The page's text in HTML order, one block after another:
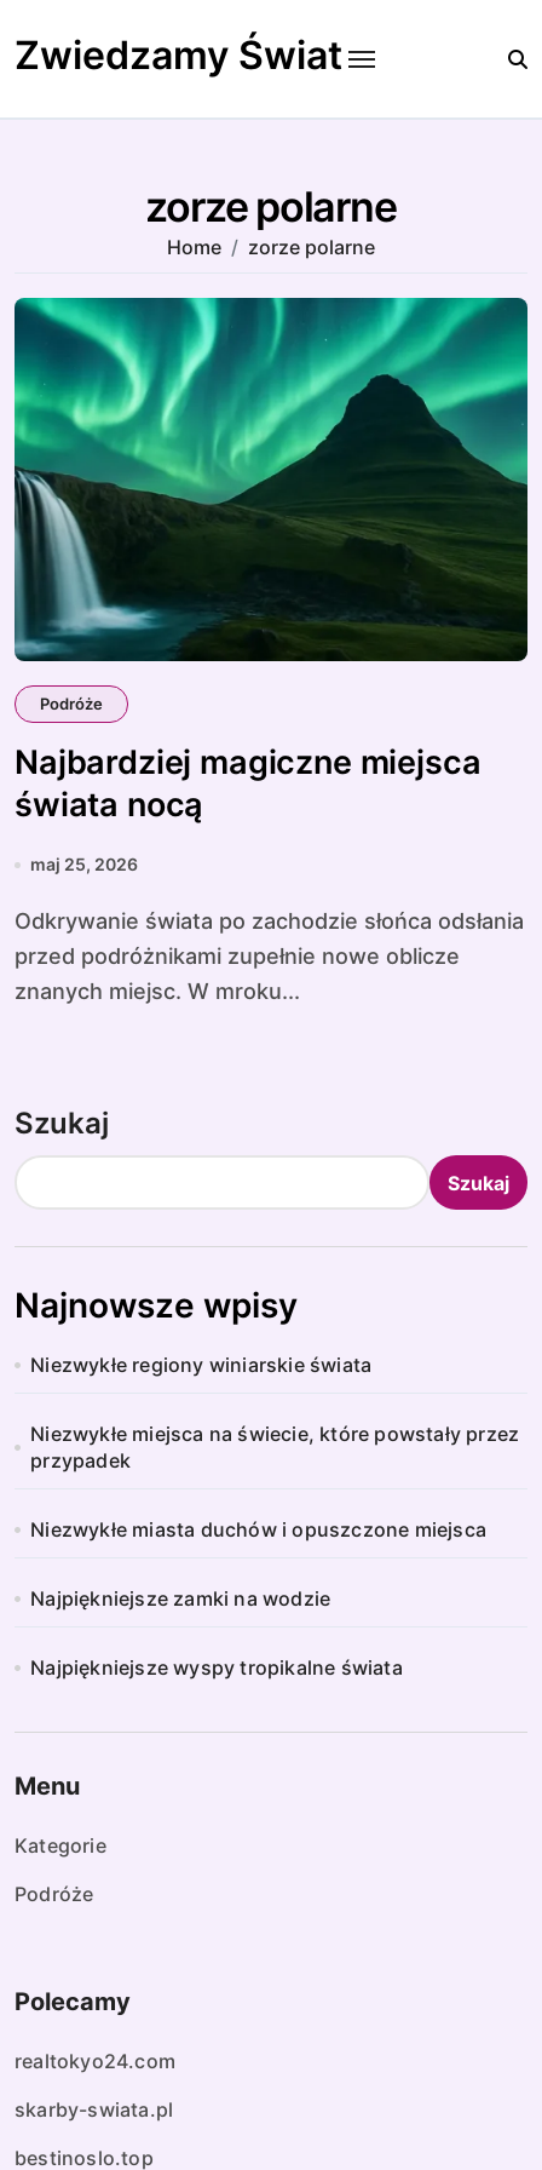
to
content
Zwiedzamy Świat
zorze polarne
Home zorze polarne
Podróże
Najbardziej magiczne miejsca
świata nocą
maj 25, 2026
Odkrywanie świata po zachodzie słońca odsłania
przed podróżnikami zupełnie nowe oblicze
znanych miejsc. W mroku...
Szukaj
Szukaj
Najnowsze wpisy
Niezwykłe regiony winiarskie świata
Niezwykłe miejsca na świecie, które powstały przez
przypadek
Niezwykłe miasta duchów i opuszczone miejsca
Najpiękniejsze zamki na wodzie
Najpiękniejsze wyspy tropikalne świata
Menu
Kategorie
Podróże
Polecamy
realtokyo24.com
skarby-swiata.pl
bestinoslo.top